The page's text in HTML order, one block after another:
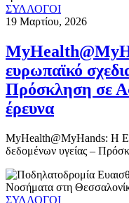
ΣΥΛΛΟΓΟΙ
19 Μαρτίου, 2026
ευρωπαϊκό
Πρόσκληση σε
έρευνα
MyHealth@MyHands: Η
δεδομένων υγείας –
ΣΥΛΛΟΓΟΙ